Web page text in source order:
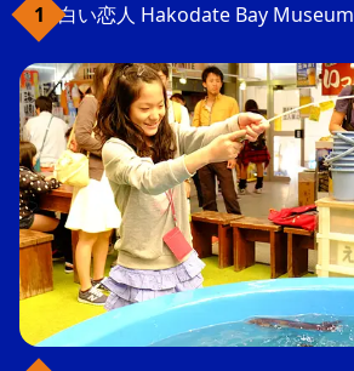
白い恋人 Hakodate Bay Museum